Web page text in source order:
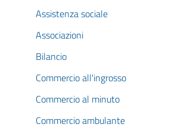
Assistenza sociale
Associazioni
Bilancio
Commercio all'ingrosso
Commercio al minuto
Commercio ambulante